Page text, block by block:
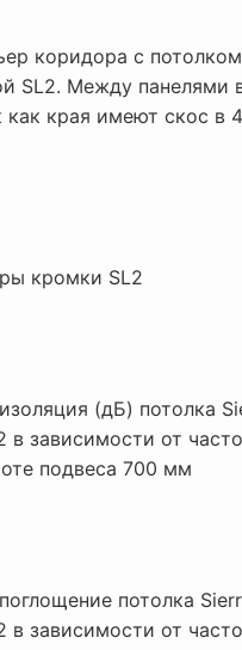
коридора с
SL2. Между панелями
как края имеют скос в
кромки SL2
(дБ) потолка
в зависимости от
подвеса 700 мм
потолка
в зависимости от